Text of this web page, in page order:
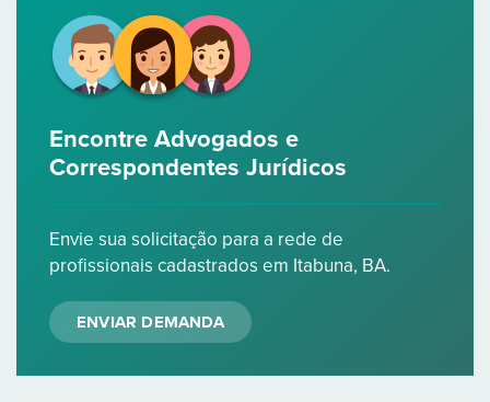
Encontre Advogados e
Correspondentes Jurídicos
Envie sua solicitação para a rede de
profissionais cadastrados em Itabuna, BA.
ENVIAR DEMANDA